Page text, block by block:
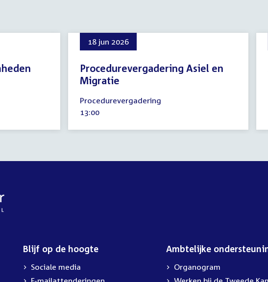
18 jun 2026
Procedurevergadering Asiel en
Migratie
juni
2026
Procedurevergadering
Tijd
13:00
Blijf op de hoogte
Sociale media
Ambtelijke
Organogram